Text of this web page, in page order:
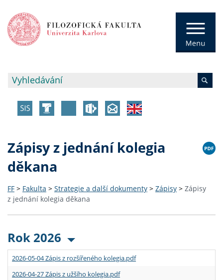
Zápisy z jednání kolegia
děkana
FF > Fakulta > Strategie a další dokumenty > Zápisy > Zápisy
z jednání kolegia děkana
Rok 2026
2026-05-04 Zápis z rozšířeného kolegia.pdf
2026-04-27 Zápis z užšího kolegia.pdf